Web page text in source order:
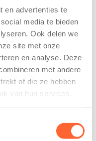
en advertenties te
media te bieden
Ook delen we
site met onze
en analyse. Deze
met andere
of die ze hebben
van hun services.
Kids First
tekent
koopcontract
voor nieuw
kindcentrum in
wijk Wiarda in
Leeuwarden
11 juni 2026
Leeuwarden –